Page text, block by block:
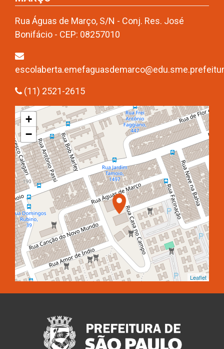
Rua Águas de Março, S/N - Conj. Res. José
Bonifácio - CEP: 08257010
(11) 2521-2615
+
−
Leaflet